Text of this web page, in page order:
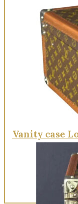
Vanity case